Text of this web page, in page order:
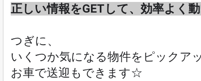
正しい情報をGETして、効率よく
つぎに、
いくつか気になる物件をピックア
お車で送迎もできます☆